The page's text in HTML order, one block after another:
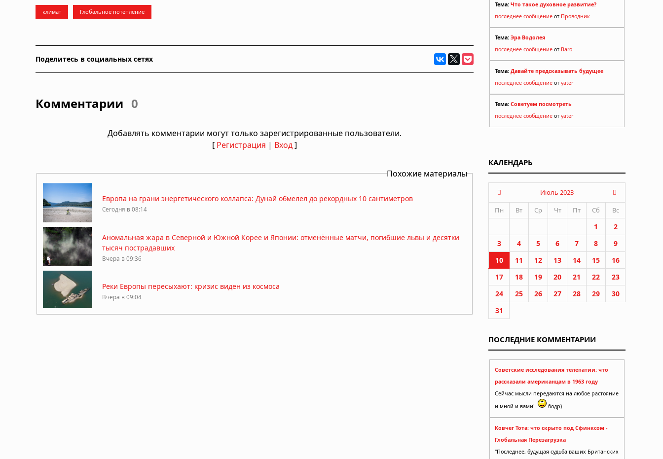
климат Глобальное потепление
Поделитесь в социальных сетях
Комментарии 0
Добавлять комментарии могут только зарегистрированные пользователи.
[ Регистрация | Вход]
Похожие материалы
Европа на грани энергетического коллапса: Дунай обмелел до рекордных 10 сантиметров
Сегодня в 08:14
Аномальная жара в Северной и Южной Корее и Японии: отменённые матчи, погибшие львы и десятки
тысяч пострадавших
Вчера в 09:36
Реки Европы пересыхают: кризис виден из космоса
Вчера в 09:04
Тема: Что такое духовное развитие?
последнее сообщение от Проводник
Тема: Эра Водолея
последнее сообщение от Baro
Тема: Давайте предсказывать будущее
последнее сообщение от yater
Тема: Советуем посмотреть
последнее сообщение от yater
КАЛЕНДАРЬ
Июль 2023
Пн
Вт Ср Чт Пт Сб Вс
1
2
3
4 5 6 7 8
9
10
11 12 13 14 15
16
17
18 19 20 21 22
23
24
25 26 27 28 29
30
31
ПОСЛЕДНИЕ КОММЕНТАРИИ
Советские исследования телепатии: что
рассказали американцам в 1963 году
Сейчас мысли передаются на любое растояние
и мной и вами!
бодр)
Ковчег Тота: что скрыто под Сфинксом -
Глобальная Перезагрузка
"Последнее, будущая судьба ваших Британских